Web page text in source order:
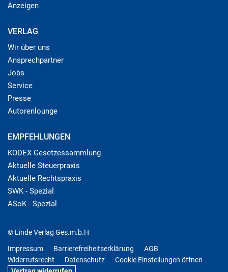
Anzeigen
VERLAG
Wir über uns
Ansprechpartner
Jobs
Service
Presse
Autorenlounge
EMPFEHLUNGEN
KODEX Gesetzessammlung
Aktuelle Steuerpraxis
Aktuelle Rechtspraxis
SWK - Spezial
ASoK - Spezial
© Linde Verlag Ges.m.b.H
Impressum
Barrierefreiheitserklärung
AGB
Widerrufsrecht
Datenschutz
Cookie Einstellungen öffnen